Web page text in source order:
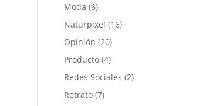
Moda (6)
Naturpixel (16)
Opinión (20)
Producto (4)
Redes Sociales (2)
Retrato (7)